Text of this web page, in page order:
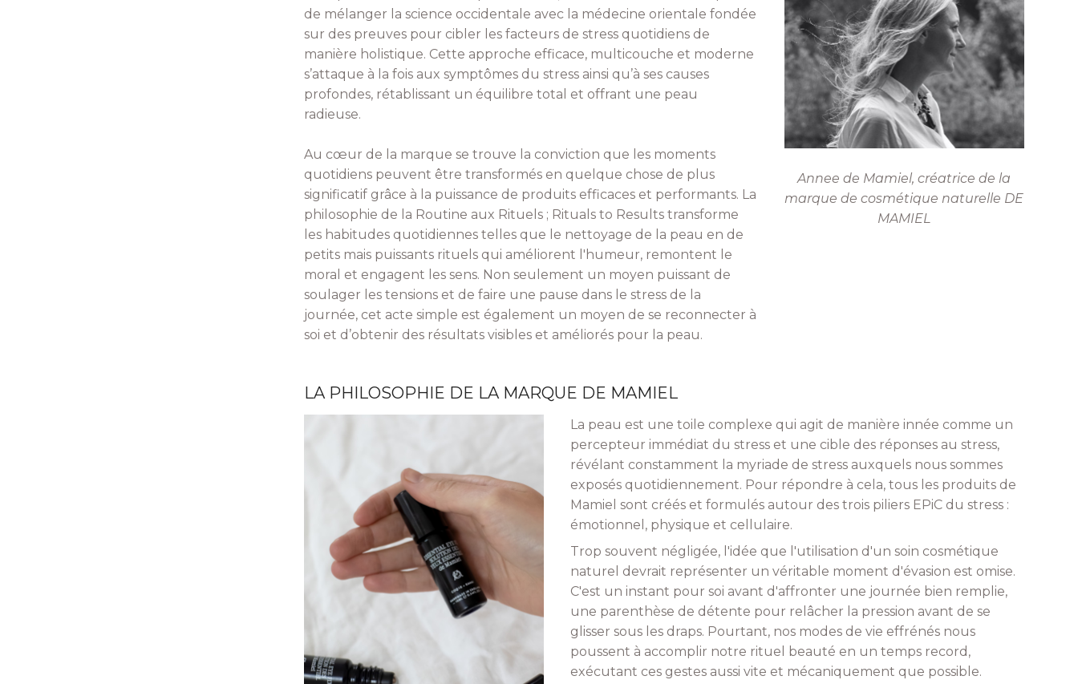
de mélanger la science occidentale avec la médecine orientale fondée
sur des preuves pour cibler les facteurs de stress quotidiens de
manière holistique. Cette approche efficace, multicouche et moderne
s’attaque à la fois aux symptômes du stress ainsi qu’à ses causes
profondes, rétablissant un équilibre total et offrant une peau
radieuse.
Au cœur de la marque se trouve la conviction que les moments
quotidiens peuvent être transformés en quelque chose de plus
significatif grâce à la puissance de produits efficaces et performants. La
philosophie de la Routine aux Rituels ; Rituals to Results transforme
les habitudes quotidiennes telles que le nettoyage de la peau en de
petits mais puissants rituels qui améliorent l'humeur, remontent le
moral et engagent les sens. Non seulement un moyen puissant de
soulager les tensions et de faire une pause dans le stress de la
journée, cet acte simple est également un moyen de se reconnecter à
soi et d’obtenir des résultats visibles et améliorés pour la peau.
Annee de Mamiel, créatrice de la
marque de cosmétique naturelle DE
MAMIEL
LA PHILOSOPHIE DE LA MARQUE DE MAMIEL
La peau est une toile complexe qui agit de manière innée comme un
percepteur immédiat du stress et une cible des réponses au stress,
révélant constamment la myriade de stress auxquels nous sommes
exposés quotidiennement. Pour répondre à cela, tous les produits de
Mamiel sont créés et formulés autour des trois piliers EPiC du stress :
émotionnel, physique et cellulaire.
Trop souvent négligée, l'idée que l'utilisation d'un soin cosmétique
naturel devrait représenter un véritable moment d'évasion est omise.
C'est un instant pour soi avant d'affronter une journée bien remplie,
une parenthèse de détente pour relâcher la pression avant de se
glisser sous les draps. Pourtant, nos modes de vie effrénés nous
poussent à accomplir notre rituel beauté en un temps record,
exécutant ces gestes aussi vite et mécaniquement que possible.